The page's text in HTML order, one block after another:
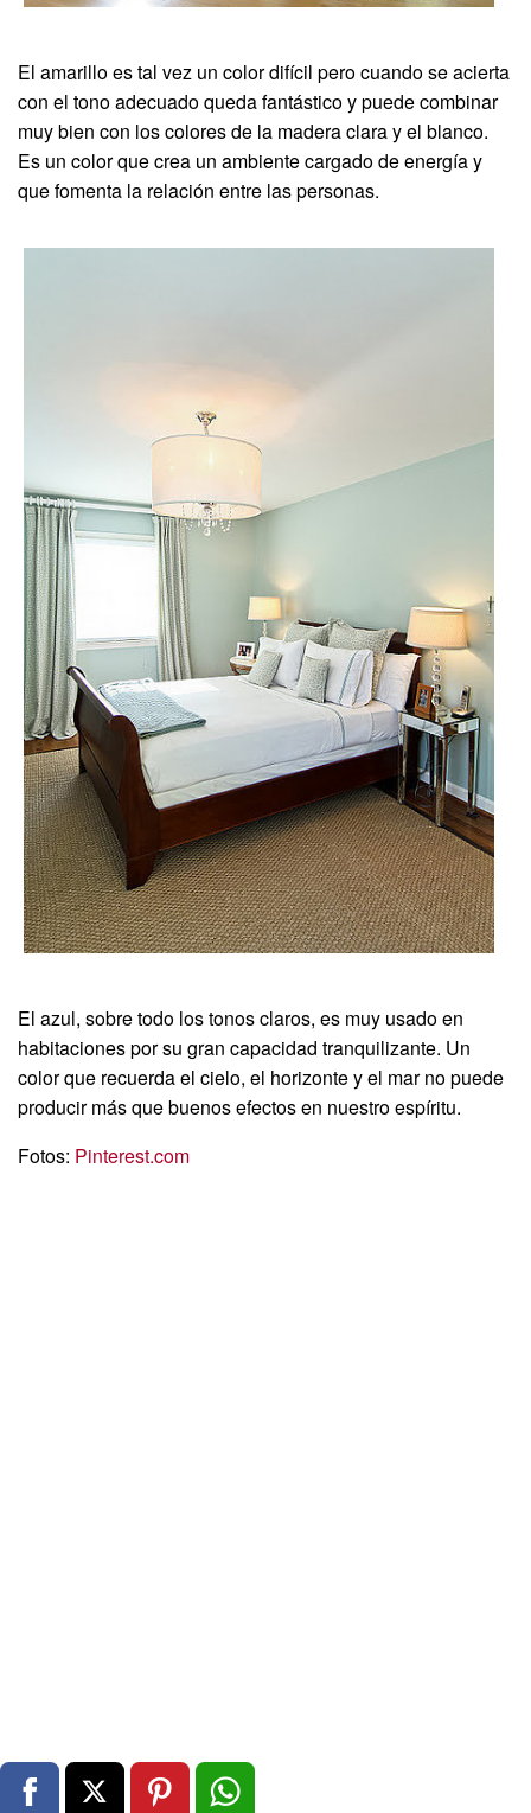
El amarillo es tal vez un color difícil pero cuando se acierta
con el tono adecuado queda fantástico y puede combinar
muy bien con los colores de la madera clara y el blanco.
Es un color que crea un ambiente cargado de energía y
que fomenta la relación entre las personas.
El azul, sobre todo los tonos claros, es muy usado en
habitaciones por su gran capacidad tranquilizante. Un
color que recuerda el cielo, el horizonte y el mar no puede
producir más que buenos efectos en nuestro espíritu.
Fotos: Pinterest.com